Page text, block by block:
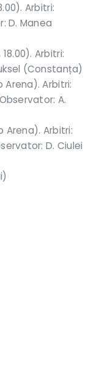
Arbitri:
D. Manea
Arbitri:
(Constanța)
Arena). Arbitri:
A.
Arena). Arbitri:
D. Ciulei